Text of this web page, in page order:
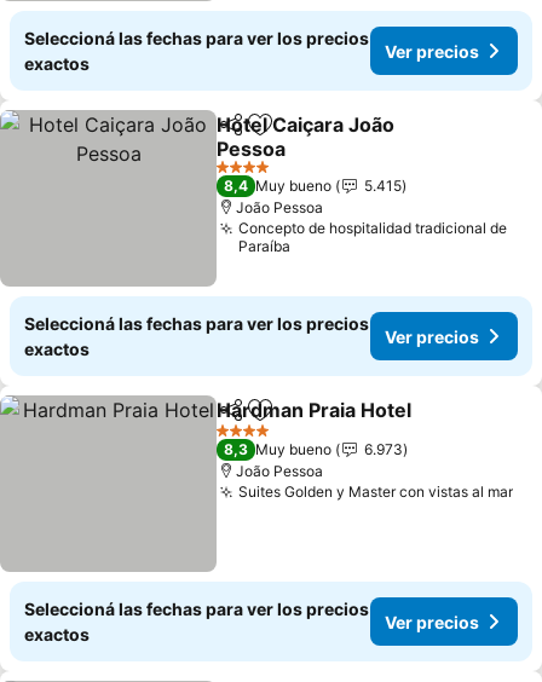
Seleccioná las fechas para ver los precios
exactos
Ver precios
CompartirAñadir a favoritos
Hotel Caiçara João
Pessoa
Ver precios
4 Estrellas
8,4 Muy bueno
5.415
João Pessoa
Concepto de hospitalidad tradicional de
Paraíba
Seleccioná las fechas para ver los precios
exactos
Ver precios
CompartirAñadir a favoritos
Hardman Praia Hotel
4 Estrellas
8,3 Muy bueno
6.973
João Pessoa
Suites Golden y Master con vistas al mar
Seleccioná las fechas para ver los precios
exactos
Ver precios